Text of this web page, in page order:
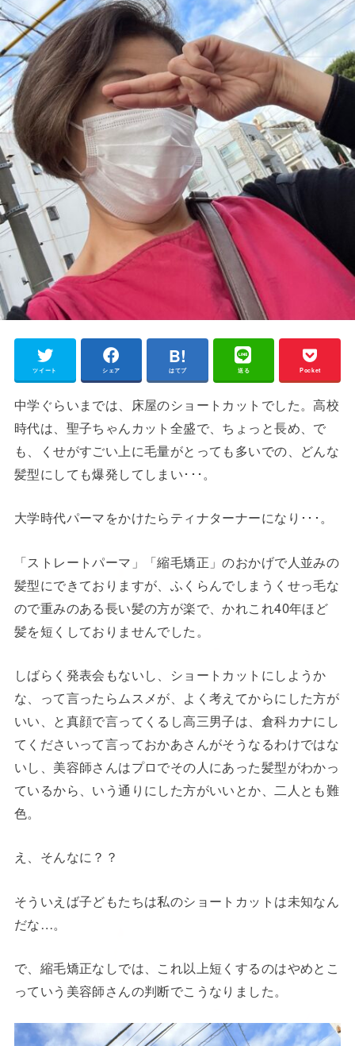
ツイート シェア はてブ 送る Pocket
中学ぐらいまでは、床屋のショートカットでした。高校
時代は、聖子ちゃんカット全盛で、ちょっと長め、で
も、くせがすごい上に毛量がとっても多いでの、どんな
髪型にしても爆発してしまい･･･。
大学時代パーマをかけたらティナターナーになり･･･。
「ストレートパーマ」「縮毛矯正」のおかげで人並みの
髪型にできておりますが、ふくらんでしまうくせっ毛な
ので重みのある長い髪の方が楽で、かれこれ40年ほど
髪を短くしておりませんでした。
しばらく発表会もないし、ショートカットにしようか
な、って言ったらムスメが、よく考えてからにした方が
いい、と真顔で言ってくるし高三男子は、倉科カナにし
てくださいって言っておかあさんがそうなるわけではな
いし、美容師さんはプロでその人にあった髪型がわかっ
ているから、いう通りにした方がいいとか、二人とも難
色。
え、そんなに？？
そういえば子どもたちは私のショートカットは未知なん
だな…。
で、縮毛矯正なしでは、これ以上短くするのはやめとこ
っていう美容師さんの判断でこうなりました。